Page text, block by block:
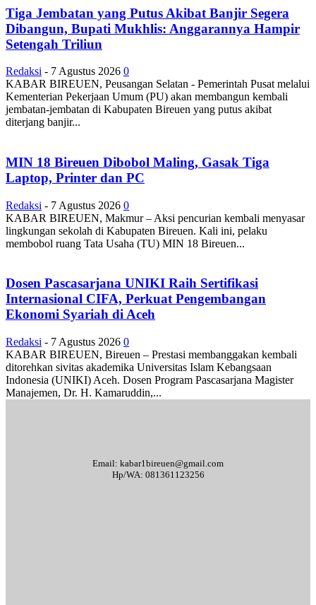
Tiga Jembatan yang Putus Akibat Banjir Segera
Dibangun, Bupati Mukhlis: Anggarannya Hampir
Setengah Triliun
Redaksi - 7 Agustus 2026 0
KABAR BIREUEN, Peusangan Selatan - Pemerintah Pusat melalui
Kementerian Pekerjaan Umum (PU) akan membangun kembali
jembatan-jembatan di Kabupaten Bireuen yang putus akibat
diterjang banjir...
MIN 18 Bireuen Dibobol Maling, Gasak Tiga
Laptop, Printer dan PC
Redaksi - 7 Agustus 2026 0
KABAR BIREUEN, Makmur – Aksi pencurian kembali menyasar
lingkungan sekolah di Kabupaten Bireuen. Kali ini, pelaku
membobol ruang Tata Usaha (TU) MIN 18 Bireuen...
Dosen Pascasarjana UNIKI Raih Sertifikasi
Internasional CIFA, Perkuat Pengembangan
Ekonomi Syariah di Aceh
Redaksi - 7 Agustus 2026 0
KABAR BIREUEN, Bireuen – Prestasi membanggakan kembali
ditorehkan sivitas akademika Universitas Islam Kebangsaan
Indonesia (UNIKI) Aceh. Dosen Program Pascasarjana Magister
Manajemen, Dr. H. Kamaruddin,...
Email: kabar1bireuen@gmail.com
Hp/WA: 081361123256